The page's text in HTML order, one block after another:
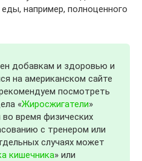
например, полноценного
добавкам и здоровью и
на американском сайте
посмотреть
«Жиросжигатели»
время физических
с тренером или
случаях может
кишечника» или